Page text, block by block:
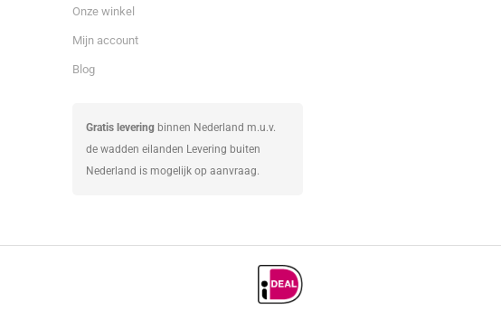
Onze winkel
Mijn account
Blog
Gratis levering binnen Nederland m.u.v.
de wadden eilanden Levering buiten
Nederland is mogelijk op aanvraag.